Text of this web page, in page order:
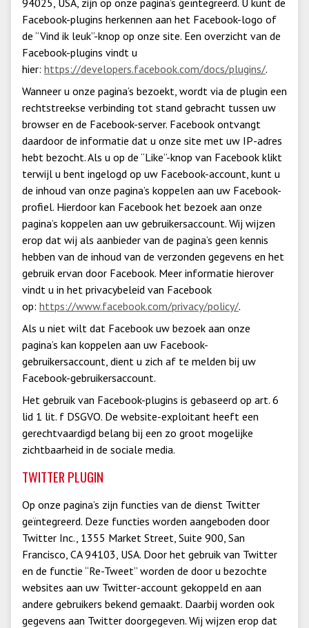
94025, USA, zijn op onze pagina’s geïntegreerd. U kunt de
Facebook-plugins herkennen aan het Facebook-logo of
de “Vind ik leuk”-knop op onze site. Een overzicht van de
Facebook-plugins vindt u
hier: https://developers.facebook.com/docs/plugins/.
Wanneer u onze pagina’s bezoekt, wordt via de plugin een
rechtstreekse verbinding tot stand gebracht tussen uw
browser en de Facebook-server. Facebook ontvangt
daardoor de informatie dat u onze site met uw IP-adres
hebt bezocht. Als u op de “Like”-knop van Facebook klikt
terwijl u bent ingelogd op uw Facebook-account, kunt u
de inhoud van onze pagina’s koppelen aan uw Facebook-
profiel. Hierdoor kan Facebook het bezoek aan onze
pagina’s koppelen aan uw gebruikersaccount. Wij wijzen
erop dat wij als aanbieder van de pagina’s geen kennis
hebben van de inhoud van de verzonden gegevens en het
gebruik ervan door Facebook. Meer informatie hierover
vindt u in het privacybeleid van Facebook
op: https://www.facebook.com/privacy/policy/.
Als u niet wilt dat Facebook uw bezoek aan onze
pagina’s kan koppelen aan uw Facebook-
gebruikersaccount, dient u zich af te melden bij uw
Facebook-gebruikersaccount.
Het gebruik van Facebook-plugins is gebaseerd op art. 6
lid 1 lit. f DSGVO. De website-exploitant heeft een
gerechtvaardigd belang bij een zo groot mogelijke
zichtbaarheid in de sociale media.
TWITTER PLUGIN
Op onze pagina’s zijn functies van de dienst Twitter
geïntegreerd. Deze functies worden aangeboden door
Twitter Inc., 1355 Market Street, Suite 900, San
Francisco, CA 94103, USA. Door het gebruik van Twitter
en de functie “Re-Tweet” worden de door u bezochte
websites aan uw Twitter-account gekoppeld en aan
andere gebruikers bekend gemaakt. Daarbij worden ook
gegevens aan Twitter doorgegeven. Wij wijzen erop dat